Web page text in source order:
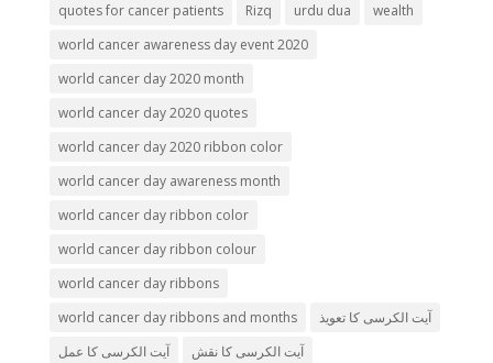
quotes for cancer patients
Rizq urdu dua
wealth
world cancer awareness day event 2020
world cancer day 2020 month
world cancer day 2020 quotes
world cancer day 2020 ribbon color
world cancer day awareness month
world cancer day ribbon color
world cancer day ribbon colour
world cancer day ribbons
world cancer day ribbons and months
آیت الکرسی کا تعویذ
آیت الکرسی کا عمل
آیت الکرسی کا نقش